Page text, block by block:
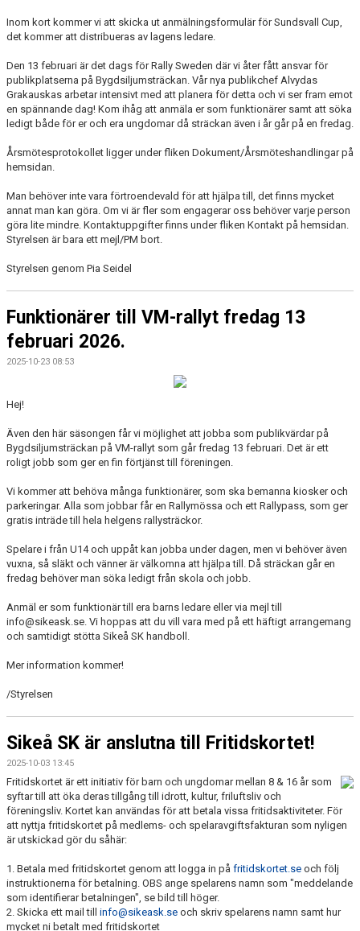
Inom kort kommer vi att skicka ut anmälningsformulär för Sundsvall Cup,
det kommer att distribueras av lagens ledare.
Den 13 februari är det dags för Rally Sweden där vi åter fått ansvar för
publikplatserna på Bygdsiljumsträckan. Vår nya publikchef Alvydas
Grakauskas arbetar intensivt med att planera för detta och vi ser fram emot
en spännande dag! Kom ihåg att anmäla er som funktionärer samt att söka
ledigt både för er och era ungdomar då sträckan även i år går på en fredag.
Årsmötesprotokollet ligger under fliken Dokument/Årsmöteshandlingar på
hemsidan.
Man behöver inte vara förtroendevald för att hjälpa till, det finns mycket
annat man kan göra. Om vi är fler som engagerar oss behöver varje person
göra lite mindre. Kontaktuppgifter finns under fliken Kontakt på hemsidan.
Styrelsen är bara ett mejl/PM bort.
Styrelsen genom Pia Seidel
Funktionärer till VM-rallyt fredag 13
februari 2026.
2025-10-23 08:53
Hej!
Även den här säsongen får vi möjlighet att jobba som publikvärdar på
Bygdsiljumsträckan på VM-rallyt som går fredag 13 februari. Det är ett
roligt jobb som ger en fin förtjänst till föreningen.
Vi kommer att behöva många funktionärer, som ska bemanna kiosker och
parkeringar. Alla som jobbar får en Rallymössa och ett Rallypass, som ger
gratis inträde till hela helgens rallysträckor.
Spelare i från U14 och uppåt kan jobba under dagen, men vi behöver även
vuxna, så släkt och vänner är välkomna att hjälpa till. Då sträckan går en
fredag behöver man söka ledigt från skola och jobb.
Anmäl er som funktionär till era barns ledare eller via mejl till
info@sikeask.se. Vi hoppas att du vill vara med på ett häftigt arrangemang
och samtidigt stötta Sikeå SK handboll.
Mer information kommer!
/Styrelsen
Sikeå SK är anslutna till Fritidskortet!
2025-10-03 13:45
Fritidskortet är ett initiativ för barn och ungdomar mellan 8 & 16 år som
syftar till att öka deras tillgång till idrott, kultur, friluftsliv och
föreningsliv. Kortet kan användas för att betala vissa fritidsaktiviteter. För
att nyttja fritidskortet på medlems- och spelaravgiftsfakturan som nyligen
är utskickad gör du såhär:
1. Betala med fritidskortet genom att logga in på fritidskortet.se och följ
instruktionerna för betalning. OBS ange spelarens namn som "meddelande
som identifierar betalningen", se bild till höger.
2. Skicka ett mail till info@sikeask.se och skriv spelarens namn samt hur
mycket ni betalt med fritidskortet